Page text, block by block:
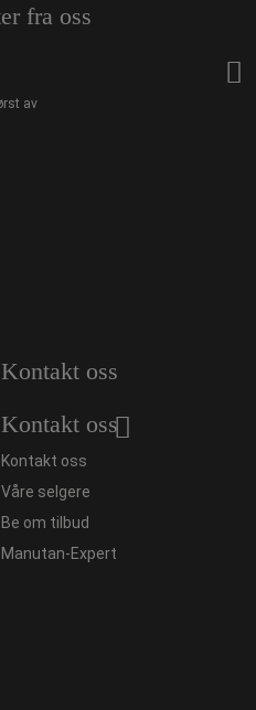
fra oss
av
Kontakt oss
Kontakt oss
Kontakt oss
Våre selgere
Be om tilbud
Manutan-Expert